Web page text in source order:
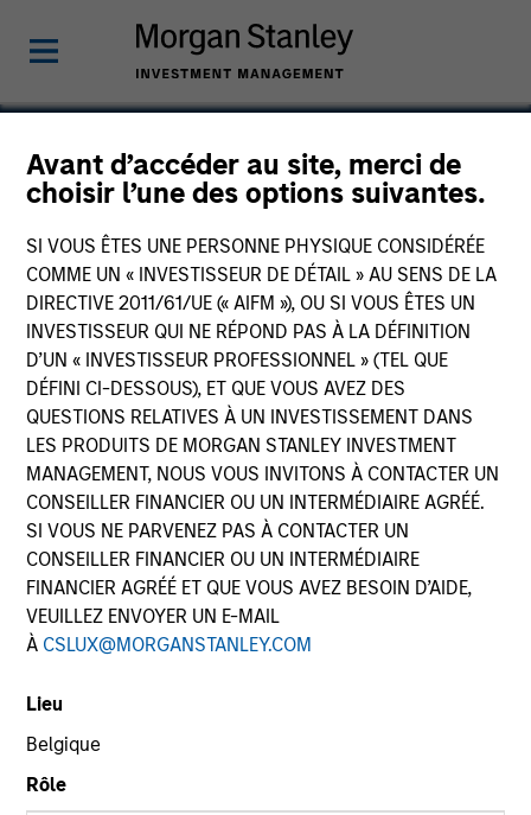
Avant d’accéder au site, merci de
choisir l’une des options suivantes.
SI VOUS ÊTES UNE PERSONNE PHYSIQUE CONSIDÉRÉE
COMME UN « INVESTISSEUR DE DÉTAIL » AU SENS DE LA
DIRECTIVE 2011/61/UE (« AIFM »), OU SI VOUS ÊTES UN
INVESTISSEUR QUI NE RÉPOND PAS À LA DÉFINITION
D’UN « INVESTISSEUR PROFESSIONNEL » (TEL QUE
DÉFINI CI-DESSOUS), ET QUE VOUS AVEZ DES
QUESTIONS RELATIVES À UN INVESTISSEMENT DANS
LES PRODUITS DE MORGAN STANLEY INVESTMENT
MANAGEMENT, NOUS VOUS INVITONS À CONTACTER UN
CONSEILLER FINANCIER OU UN INTERMÉDIAIRE AGRÉÉ.
SI VOUS NE PARVENEZ PAS À CONTACTER UN
CONSEILLER FINANCIER OU UN INTERMÉDIAIRE
FINANCIER AGRÉÉ ET QUE VOUS AVEZ BESOIN D’AIDE,
VEUILLEZ ENVOYER UN E-MAIL
À CSLUX@MORGANSTANLEY.COM
Lieu
Belgique
Rôle
Triana Energy II
SECTOR
Energy
COUNTRY
United States